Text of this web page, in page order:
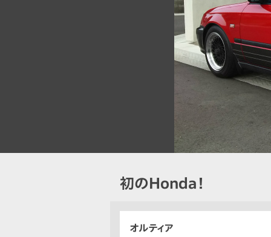
初のHonda！
オルティア